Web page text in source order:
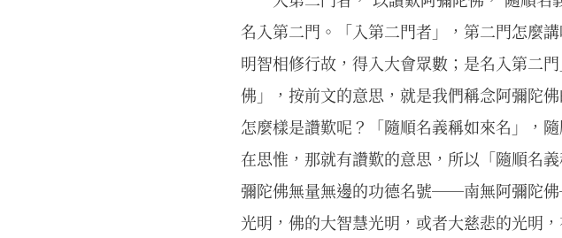
名入第二門。「入第二門者」，第二門怎麼
明智相修行故，得入大會眾數；是名入第二
佛」，按前文的意思，就是我們稱念阿彌陀
怎麼樣是讚歎呢？「隨順名義稱如來名」，
在思惟，那就有讚歎的意思，所以「隨順名
彌陀佛無量無邊的功德名號──南無阿彌陀
光明，佛的大智慧光明，或者大慈悲的光明